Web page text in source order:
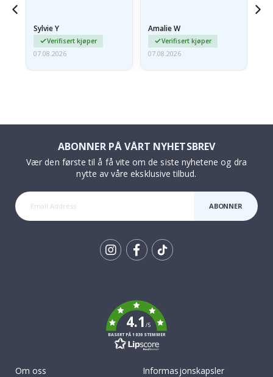
Sylvie Y
Verifisert kjøper
07.08.2026
Amalie W
Verifisert kjøper
07.08.2026
ABONNER PÅ VÅRT NYHETSBREV
Vær den første til å få vite om de siste nyhetene og dra
nytte av våre eksklusive tilbud.
ABONNER
4.1/5
BASERT PÅ 1030 STEMMER
Om oss
Informasjonskapsler